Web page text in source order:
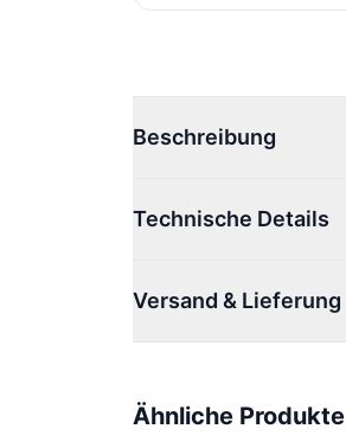
Beschreibung
Technische Details
Versand & Lieferung
Ähnliche Produkte